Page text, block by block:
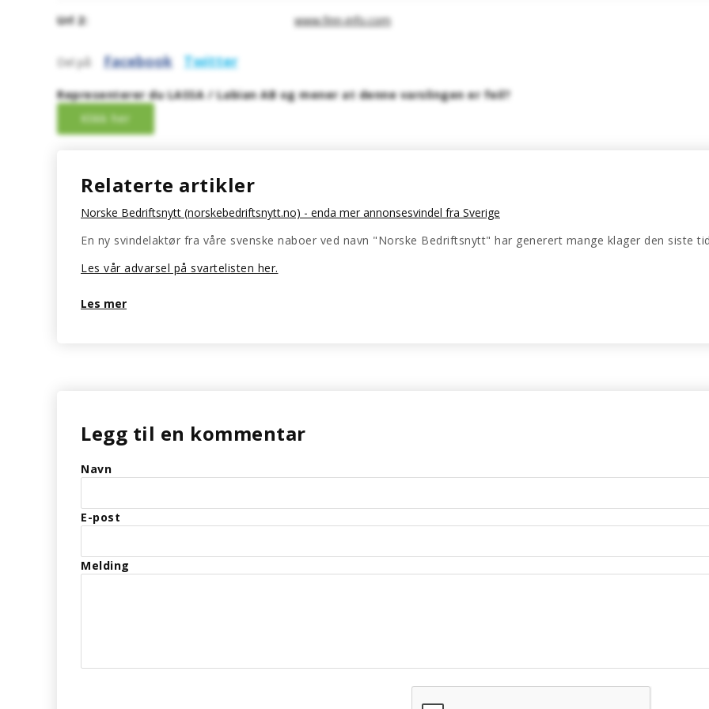
Url 2: www.finn-info.com
Del på: Facebook Twitter
Representerer du LASSA / Labian AB og mener at denne varslingen er feil?
Relaterte artikler
Norske Bedriftsnytt (norskebedriftsnytt.no) - enda mer annonsesvindel fra Sverige
En ny svindelaktør fra våre svenske naboer ved navn "Norske Bedriftsnytt" har generert mange klager den siste
Les vår advarsel på svartelisten her.
Les mer
Legg til en kommentar
Navn
E-post
Melding